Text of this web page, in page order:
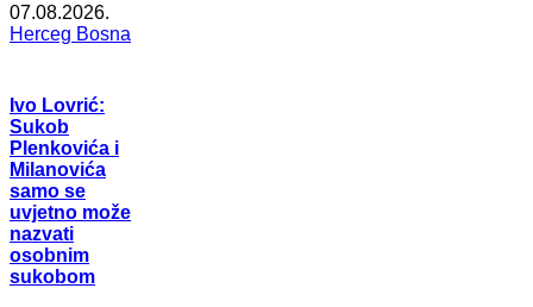
07.08.2026.
Herceg Bosna
Ivo Lovrić:
Sukob
Plenkovića i
Milanovića
samo se
uvjetno može
nazvati
osobnim
sukobom